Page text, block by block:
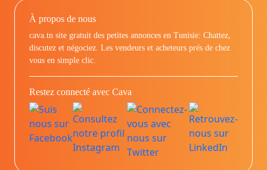
À propos de nous
cava.tn site gratuit des petites annonces en Tunisie: Chattez,
discutez et négociez. Les vendeurs et acheteurs prés de chez
vous en simple clic.
Restez connecté avec Cava